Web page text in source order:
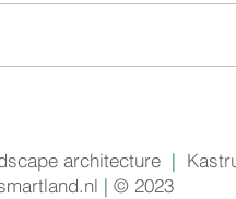
architecture |
| © 2023